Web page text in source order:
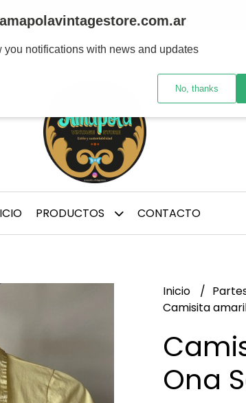
de confección, te aconsejo medirte
PRODUCTOS CONTACTO
Inicio
Camisita
Ona
you notifications with news and updates
No, thanks